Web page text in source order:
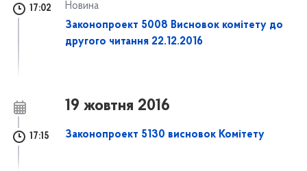
17:02
Новина
Законопроект 5008 Висновок комітету до
другого читання 22.12.2016
19 жовтня 2016
17:15 Законопроект 5130 висновок Комітету